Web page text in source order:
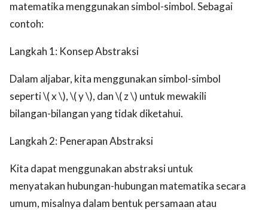
matematika menggunakan simbol-simbol. Sebagai
contoh:
Langkah 1: Konsep Abstraksi
Dalam aljabar, kita menggunakan simbol-simbol
seperti \( x \), \( y \), dan \( z \) untuk mewakili
bilangan-bilangan yang tidak diketahui.
Langkah 2: Penerapan Abstraksi
Kita dapat menggunakan abstraksi untuk
menyatakan hubungan-hubungan matematika secara
umum, misalnya dalam bentuk persamaan atau